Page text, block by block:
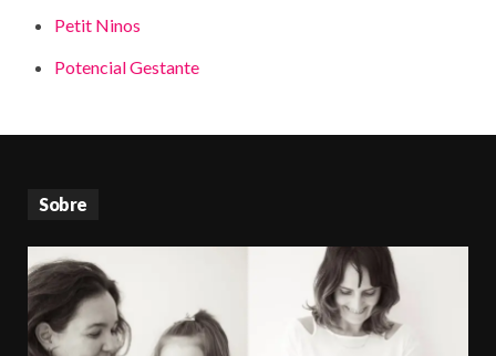
Petit Ninos
Potencial Gestante
Sobre